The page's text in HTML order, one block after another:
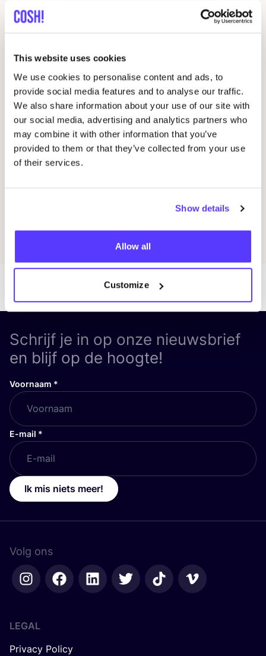
This website uses cookies
We use cookies to personalise content and ads, to
provide social media features and to analyse our traffic.
We also share information about your use of our site with
our social media, advertising and analytics partners who
may combine it with other information that you’ve
provided to them or that they’ve collected from your use
of their services.
Show details
Allow all
Customize
22 december 2025
8tex­tiel­be­drij­ven die het nieuws haal­den
in 2025
Schrijf je in op onze nieuwsbrief
en blijf op de hoogte!
Voornaam *
E-mail *
Ik mis niets meer!
Volg ons
LEGAL
Privacy Policy